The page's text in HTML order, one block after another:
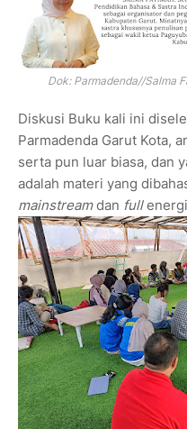
Dok: Parmadenda//Salma
Diskusi Buku kali ini
Parmadenda Garut Kota,
serta pun luar biasa, dan
adalah materi yang
mainstreamdan full